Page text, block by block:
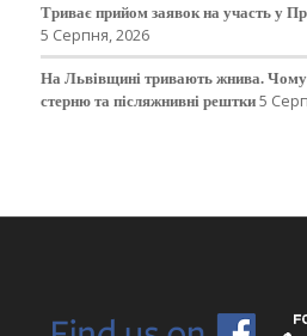
Триває прийом заявок на участь у
5 Серпня, 2026
На Львівщині тривають жнива.
стерню та післяжнивні рештки5